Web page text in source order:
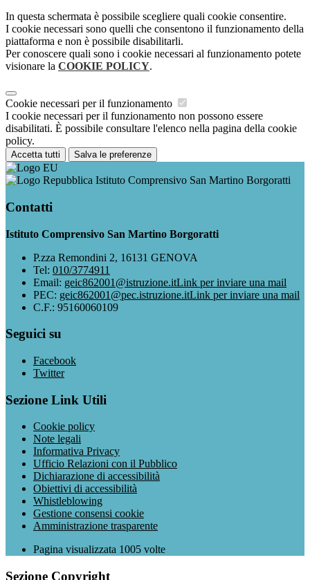
In questa schermata è possibile scegliere quali cookie consentire.
I cookie necessari sono quelli che consentono il funzionamento della
piattaforma e non è possibile disabilitarli.
Per conoscere quali sono i cookie necessari al funzionamento potete
visionare la COOKIE POLICY.
Cookie necessari per il funzionamento
I cookie necessari per il funzionamento non possono essere
disabilitati. È possibile consultare l'elenco nella pagina della cookie
policy.
Accetta tutti Salva le preferenze
Istituto Comprensivo San Martino Borgoratti
Contatti
Istituto Comprensivo San Martino Borgoratti
P.zza Remondini 2, 16131 GENOVA
Tel: 010/3774911
Email: geic862001@istruzione.itLink per inviare una mail
PEC: geic862001@pec.istruzione.itLink per inviare una mail
C.F.: 95160060109
Seguici su
Facebook
Twitter
Sezione Link Utili
Cookie policy
Note legali
Informativa Privacy
Ufficio Relazioni con il Pubblico
Dichiarazione di accessibilità
Obiettivi di accessibilità
Whistleblowing
Gestione consensi cookie
Amministrazione trasparente
Pagina visualizzata 1005 volte
Sezione Copyright